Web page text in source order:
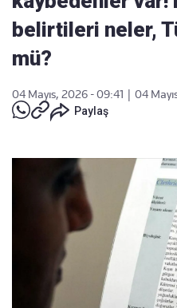
belirtileri neler,
mü?
04 Mayıs, 2026 - 09:41
04
Paylaş